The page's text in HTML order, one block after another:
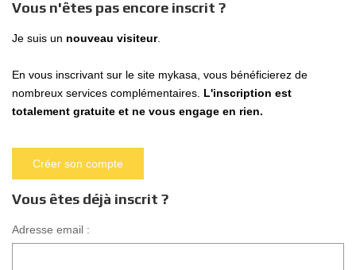
Notre Équipe
Nous Rejoindre
Nos Services
Vous n'êtes pas encore inscrit ?
Je suis un nouveau visiteur.
En vous inscrivant sur le site mykasa, vous bénéficierez de
nombreux services complémentaires. L'inscription est
totalement gratuite et ne vous engage en rien.
Créer son compte
Vous êtes déjà inscrit ?
Adresse email :